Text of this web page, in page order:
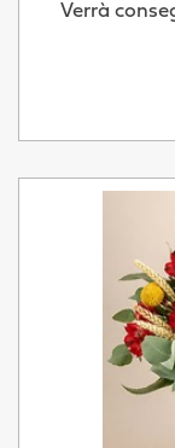
Verrà